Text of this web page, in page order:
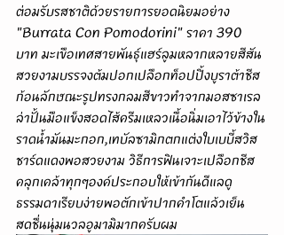
ต่อมรับรสชาติด้วยรายการยอดนิยมอย่าง
"Burrata Con Pomodorini" ราคา 390
บาท มะเขือเทศสายพันธุ์แฮร์ลูมหลากหลายสีสัน
สวยงามบรรจงต้มปอกเปลือกท็อปปิ้งบูราต้าชีส
ก้อนลักษณะรูปทรงกลมสีขาวทำจากมอสซาเรล
ล่าปั้นมือแข็งสอดไส้ครีมเหลวเนื้อนิ่มเอาไว้ข้างใน
ราดน้ำมันมะกอก,เทบัลซามิกตกแต่งใบเบบี้สวิส
ชาร์ดแดงพอสวยงาม วิธีการฟินเจาะเปลือกชีส
คลุกเคล้าทุกๆองค์ประกอบให้เข้ากันดีแลดู
ธรรมดาเรียบง่ายพอตักเข้าปากคำโตแล้วเย็น
สดชื่นนุ่มนวลอูมามิมากครับผม